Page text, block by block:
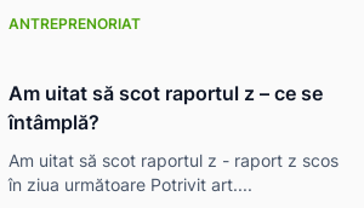
ANTREPRENORIAT
Am uitat să scot raportul z – ce se
întâmplă?
Am uitat să scot raportul z - raport z scos
în ziua următoare Potrivit art....